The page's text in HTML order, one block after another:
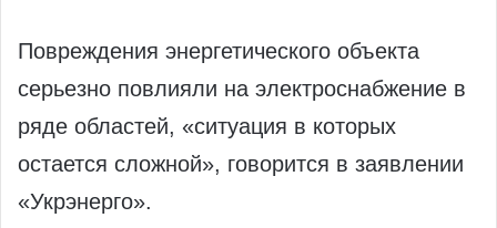
Повреждения энергетического объекта
серьезно повлияли на электроснабжение в
ряде областей, «ситуация в которых
остается сложной», говорится в заявлении
«Укрэнерго».